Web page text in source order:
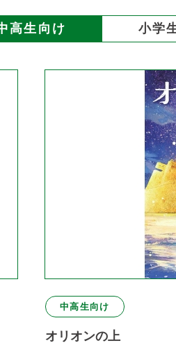
高生向け 小学
中高生向け
オリオンの上